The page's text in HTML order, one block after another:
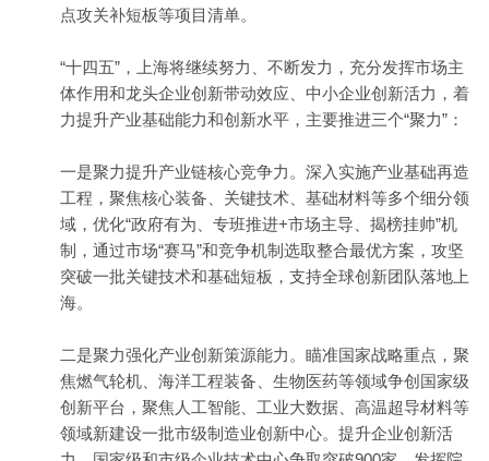
点攻关补短板等项目清单。
“十四五”，上海将继续努力、不断发力，充分发挥市场主
体作用和龙头企业创新带动效应、中小企业创新活力，着
力提升产业基础能力和创新水平，主要推进三个“聚力”：
一是聚力提升产业链核心竞争力。深入实施产业基础再造
工程，聚焦核心装备、关键技术、基础材料等多个细分领
域，优化“政府有为、专班推进+市场主导、揭榜挂帅”机
制，通过市场“赛马”和竞争机制选取整合最优方案，攻坚
突破一批关键技术和基础短板，支持全球创新团队落地上
海。
二是聚力强化产业创新策源能力。瞄准国家战略重点，聚
焦燃气轮机、海洋工程装备、生物医药等领域争创国家级
创新平台，聚焦人工智能、工业大数据、高温超导材料等
领域新建设一批市级制造业创新中心。提升企业创新活